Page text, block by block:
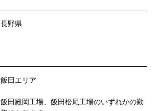
長野県
飯田エリア
飯田殿岡工場、飯田松尾工場のいずれかの勤